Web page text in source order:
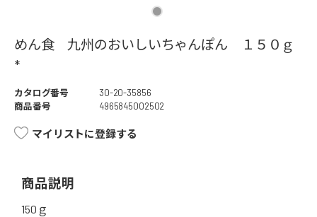
めん食 九州のおいしいちゃんぽん １５０ｇ
*
カタログ番号
30-20-35856
商品番号
4965845002502
マイリストに登録する
商品説明
150ｇ